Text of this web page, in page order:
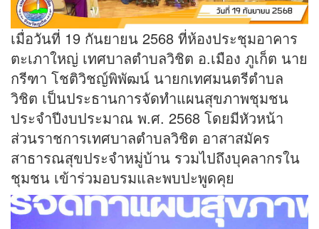
เมื่อวันที่ 19 กันยายน 2568 ที่ห้องประชุมอาคาร
ตะเภาใหญ่ เทศบาลตำบลวิชิต อ.เมือง ภูเก็ต นาย
กรีฑา โชติวิชญ์พิพัฒน์ นายกเทศมนตรีตำบล
วิชิต เป็นประธานการจัดทำแผนสุขภาพชุมชน
ประจำปีงบประมาณ พ.ศ. 2568 โดยมีหัวหน้า
ส่วนราชการเทศบาลตำบลวิชิต อาสาสมัคร
สาธารณสุขประจำหมู่บ้าน รวมไปถึงบุคลากรใน
ชุมชน เข้าร่วมอบรมและพบปะพูดคุย